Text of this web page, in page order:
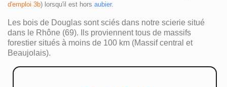
d'emploi 3b) lorsqu'il est hors aubier.
Les bois de Douglas sont sciés dans notre scierie situé
dans le Rhône (69). Ils proviennent tous de massifs
forestier situés à moins de 100 km (Massif central et
Beaujolais).